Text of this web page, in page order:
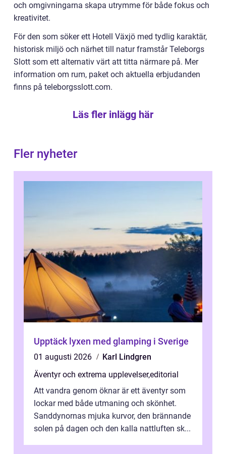
och omgivningarna skapa utrymme för både fokus och
kreativitet.
För den som söker ett Hotell Växjö med tydlig karaktär,
historisk miljö och närhet till natur framstår Teleborgs
Slott som ett alternativ värt att titta närmare på. Mer
information om rum, paket och aktuella erbjudanden
finns på teleborgsslott.com.
Läs fler inlägg här
Fler nyheter
Upptäck lyxen med glamping i Sverige
01 augusti 2026
Karl Lindgren
Äventyr och extrema upplevelser,editorial
Att vandra genom öknar är ett äventyr som
lockar med både utmaning och skönhet.
Sanddynornas mjuka kurvor, den brännande
solen på dagen och den kalla nattluften sk...